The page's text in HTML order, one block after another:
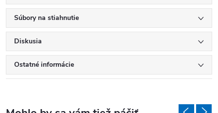
Súbory na stiahnutie
Diskusia
Ostatné informácie